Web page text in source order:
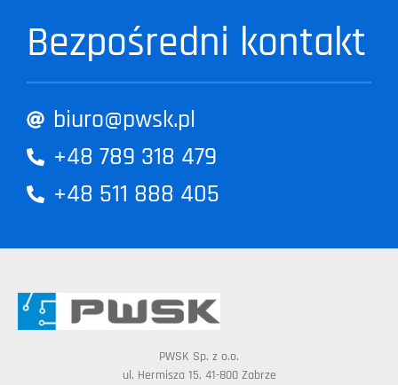
Bezpośredni kontakt
biuro@pwsk.pl
+48 789 318 479
+48 511 888 405
PWSK Sp. z o.o.
ul. Hermisza 15, 41-800 Zabrze